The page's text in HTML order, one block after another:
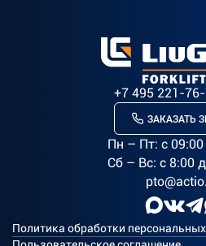
+7 495 221-
ЗАКАЗАТЬ
Пн – Пт: c
Сб – Вс: с 8:00
Политика обработки